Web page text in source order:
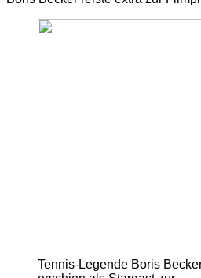
Tennis-Legende Boris